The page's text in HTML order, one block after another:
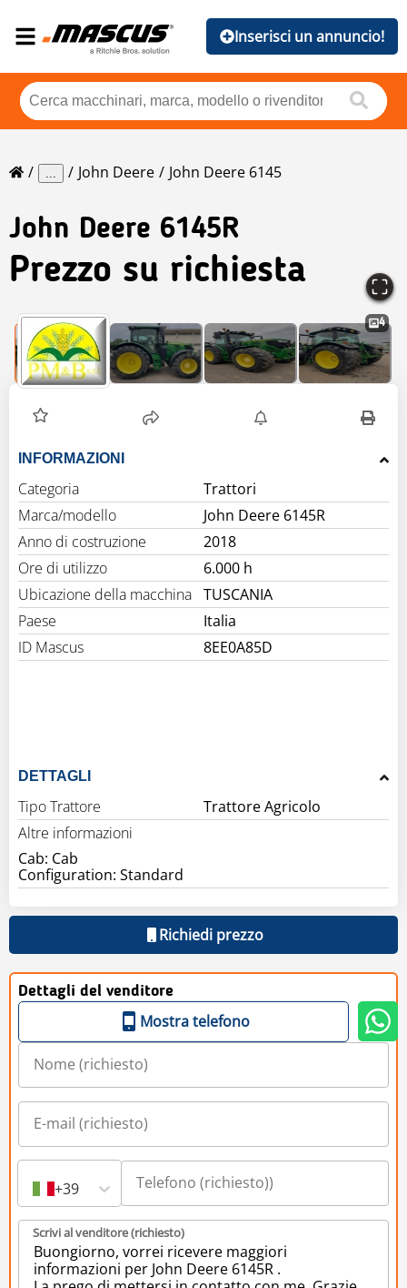
Inserisci un annuncio!
... John Deere John Deere 6145
John Deere 6145R
Prezzo su richiesta
4
INFORMAZIONI
Categoria
Trattori
Marca/modello
John Deere 6145R
Anno di costruzione
2018
Ore di utilizzo
6.000 h
Ubicazione della macchina TUSCANIA
Paese
Italia
ID Mascus
8EE0A85D
DETTAGLI
Tipo Trattore
Trattore Agricolo
Altre informazioni
Cab: Cab
Configuration: Standard
Richiedi prezzo
Dettagli del venditore
Mostra telefono
+39
Scrivi al venditore (richiesto)